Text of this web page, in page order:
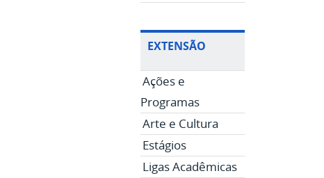
EXTENSÃO
Ações e
Programas
Arte e Cultura
Estágios
Ligas Acadêmicas